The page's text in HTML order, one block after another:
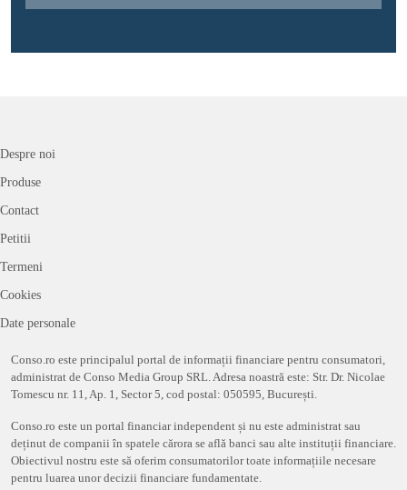
Despre noi
Produse
Contact
Petitii
Termeni
Cookies
Date personale
Conso.ro este principalul portal de informații financiare pentru consumatori,
administrat de Conso Media Group SRL. Adresa noastră este: Str. Dr. Nicolae
Tomescu nr. 11, Ap. 1, Sector 5, cod postal: 050595, București.
Conso.ro este un portal financiar independent și nu este administrat sau
deținut de companii în spatele cărora se află banci sau alte instituții financiare.
Obiectivul nostru este să oferim consumatorilor toate informațiile necesare
pentru luarea unor decizii financiare fundamentate.